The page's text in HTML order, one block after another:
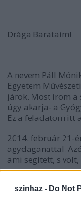
szinhaz - Do Not
Drága Barátaim!
A nevem Páll
Egyetem
járok. Most írom a
úgy akarja- a
Ez a feladatom itt
2014. február 21-
agydaganattal.
ami segített, s
A daganat